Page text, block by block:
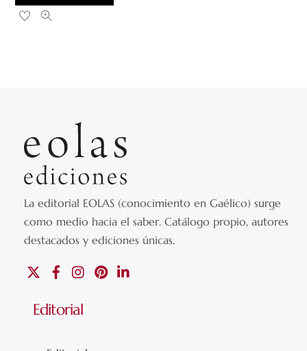
La editorial EOLAS (conocimiento en Gaélico) surge
como medio hacia el saber.Catálogo propio, autores
destacados y ediciones únicas.
FacebookInstagramPinterest
Editorial